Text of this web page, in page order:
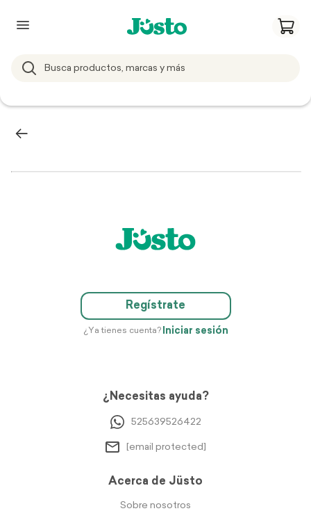
Regístrate
¿Ya tienes cuenta? Iniciar sesión
¿Necesitas ayuda?
525639526422
[email protected]
Acerca de Jüsto
Sobre nosotros